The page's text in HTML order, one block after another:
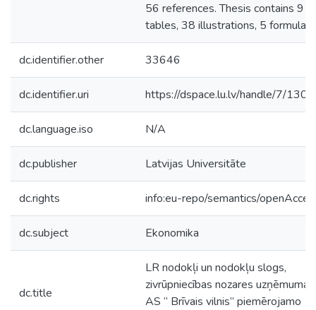
56 references. Thesis contains 9
tables, 38 illustrations, 5 formulas.
dc.identifier.other 33646
dc.identifier.uri https://dspace.lu.lv/handle/7/
dc.language.iso N/A
dc.publisher Latvijas Universitāte
dc.rights info:eu-repo/semantics/
dc.subject Ekonomika
dc.title
LR nodokļi un nodokļu slogs,
zivrūpniecības nozares uzņēmuma
AS “ Brīvais vilnis” piemērojamo